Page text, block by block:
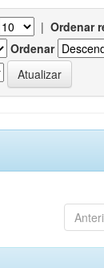
| Ordenar
Ordenar